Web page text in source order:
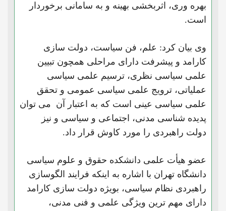
بهره وری، اثربخشی بهینه و به سامانی برخوردار
است.
وی بیان کرد: علم، فن سیاست، دولت سازی
کارامد و پیشرفت دارای مراحلی همچون تبیین
علمی سیاسی نظری، ترسیم علمی سیاسی
عملیاتی، ترویج علمی سیاسی عمومی و تحقق
علمی سیاسی عینی است که به اعتبار آن می توان
پدیده شناسی مدنی، اجتماعی و سیاسی و نیز
دولت راهبردی را مورد کاوش قرار داد.
عضو هیأت علمی دانشکده حقوق و علوم سیاسی
دانشگاه تهران با اشاره به اینکه فرایند الگوسازی
راهبردی نظام سیاسی، بویژه دولت سازی کارامد
دارای مهم ترین ویژگی‌ علمی و فنی مدنی،